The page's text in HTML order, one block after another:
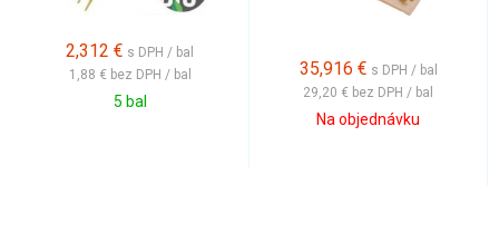
2,312 € s DPH / bal
1,88 € bez DPH / bal
5 bal
35,916 € s DPH / bal
29,20 € bez DPH / bal
Na objednávku